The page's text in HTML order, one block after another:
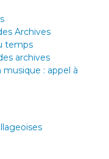
Archives
temps
archives
: appel à